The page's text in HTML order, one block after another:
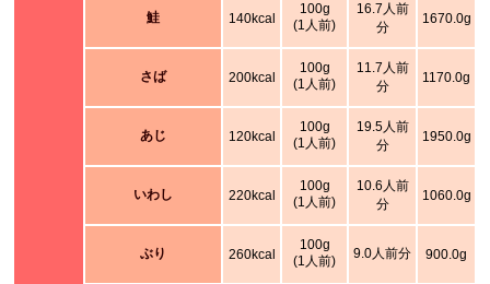
鮭 140kcal
100g
(1人前)
16.7人前
分
1670.0g
さば 200kcal
100g
(1人前)
11.7人前
分
1170.0g
あじ 120kcal
100g
(1人前)
19.5人前
分
1950.0g
いわし 220kcal
100g
(1人前)
10.6人前
分
1060.0g
ぶり 260kcal
100g
(1人前)
9.0人前分 900.0g